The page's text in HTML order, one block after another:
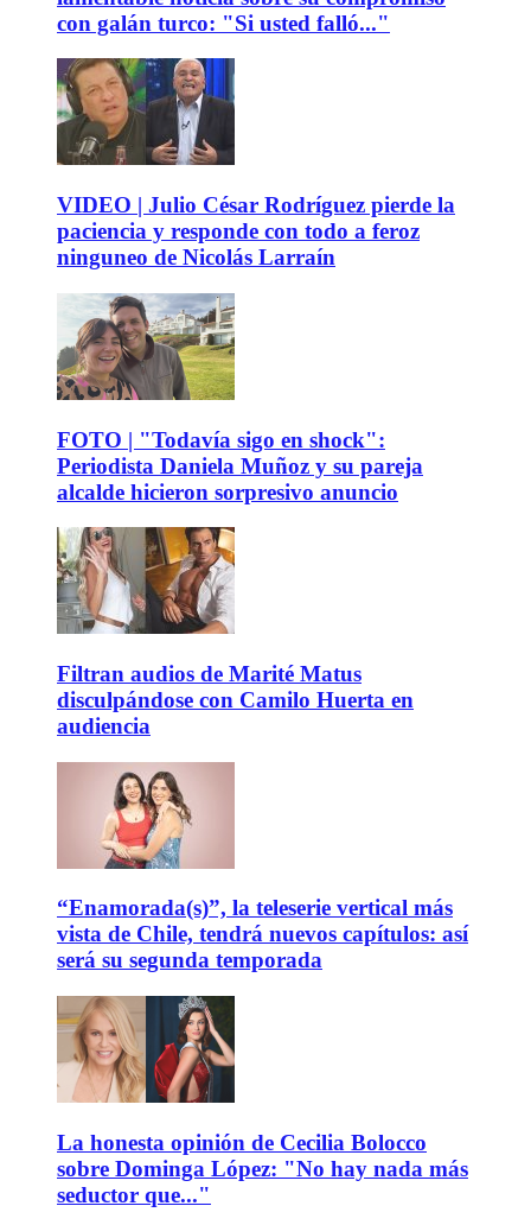
con galán turco: "Si usted falló..."
VIDEO | Julio César Rodríguez pierde la
paciencia y responde con todo a feroz
ninguneo de Nicolás Larraín
FOTO | "Todavía sigo en shock":
Periodista Daniela Muñoz y su pareja
alcalde hicieron sorpresivo anuncio
Filtran audios de Marité Matus
disculpándose con Camilo Huerta en
audiencia
“Enamorada(s)”, la teleserie vertical más
vista de Chile, tendrá nuevos capítulos: así
será su segunda temporada
La honesta opinión de Cecilia Bolocco
sobre Dominga López: "No hay nada más
seductor que..."